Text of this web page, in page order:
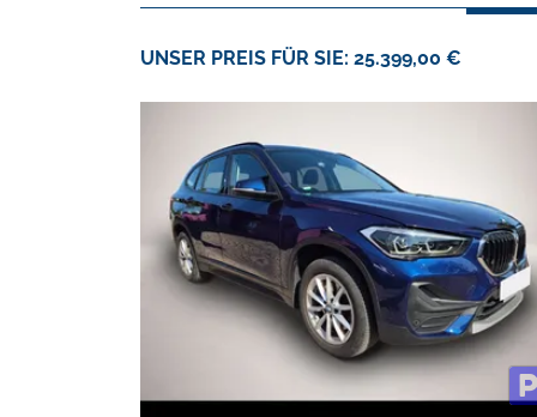
UNSER PREIS FÜR SIE: 25.399,00 €